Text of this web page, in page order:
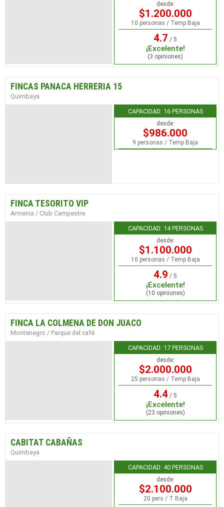
desde:
$1.200.000
10 personas / Temp Baja
4.7 / 5
¡Excelente!
(3 opiniones)
FINCAS PANACA HERRERIA 15
Quimbaya
CAPACIDAD: 16 PERSONAS
desde:
$986.000
9 personas / Temp Baja
FINCA TESORITO VIP
Armenia / Club Campestre
CAPACIDAD: 14 PERSONAS
desde:
$1.100.000
10 personas / Temp Baja
4.9 / 5
¡Excelente!
(10 opiniones)
FINCA LA COLMENA DE DON JUACO
Montenegro / Parque del café
CAPACIDAD: 17 PERSONAS
desde:
$2.000.000
25 personas / Temp Baja
4.4 / 5
¡Excelente!
(23 opiniones)
CABITAT CABAÑAS
Quimbaya
CAPACIDAD: 40 PERSONAS
desde:
$2.100.000
20 pers / T Baja